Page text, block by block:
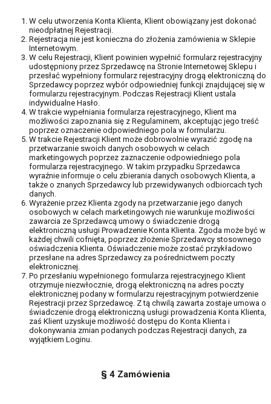
W celu utworzenia Konta Klienta, Klient obowiązany jest dokonać
nieodpłatnej Rejestracji.
Rejestracja nie jest konieczna do złożenia zamówienia w Sklepie
Internetowym.
W celu Rejestracji, Klient powinien wypełnić formularz rejestracyjny
udostępniony przez Sprzedawcę na Stronie Internetowej Sklepu i
przesłać wypełniony formularz rejestracyjny drogą elektroniczną do
Sprzedawcy poprzez wybór odpowiedniej funkcji znajdującej się w
formularzu rejestracyjnym. Podczas Rejestracji Klient ustala
indywidualne Hasło.
W trakcie wypełniania formularza rejestracyjnego, Klient ma
możliwości zapoznania się z Regulaminem, akceptując jego treść
poprzez oznaczenie odpowiedniego pola w formularzu.
W trakcie Rejestracji Klient może dobrowolnie wyrazić zgodę na
przetwarzanie swoich danych osobowych w celach
marketingowych poprzez zaznaczenie odpowiedniego pola
formularza rejestracyjnego. W takim przypadku Sprzedawca
wyraźnie informuje o celu zbierania danych osobowych Klienta, a
także o znanych Sprzedawcy lub przewidywanych odbiorcach tych
danych.
Wyrażenie przez Klienta zgody na przetwarzanie jego danych
osobowych w celach marketingowych nie warunkuje możliwości
zawarcia ze Sprzedawcą umowy o świadczenie drogą
elektroniczną usługi Prowadzenie Konta Klienta. Zgoda może być w
każdej chwili cofnięta, poprzez złożenie Sprzedawcy stosownego
oświadczenia Klienta. Oświadczenie może zostać przykładowo
przesłane na adres Sprzedawcy za pośrednictwem poczty
elektronicznej.
Po przesłaniu wypełnionego formularza rejestracyjnego Klient
otrzymuje niezwłocznie, drogą elektroniczną na adres poczty
elektronicznej podany w formularzu rejestracyjnym potwierdzenie
Rejestracji przez Sprzedawcę. Z tą chwilą zawarta zostaje umowa o
świadczenie drogą elektroniczną usługi prowadzenia Konta Klienta,
zaś Klient uzyskuje możliwość dostępu do Konta Klienta i
dokonywania zmian podanych podczas Rejestracji danych, za
wyjątkiem Loginu.
§ 4 Zamówienia